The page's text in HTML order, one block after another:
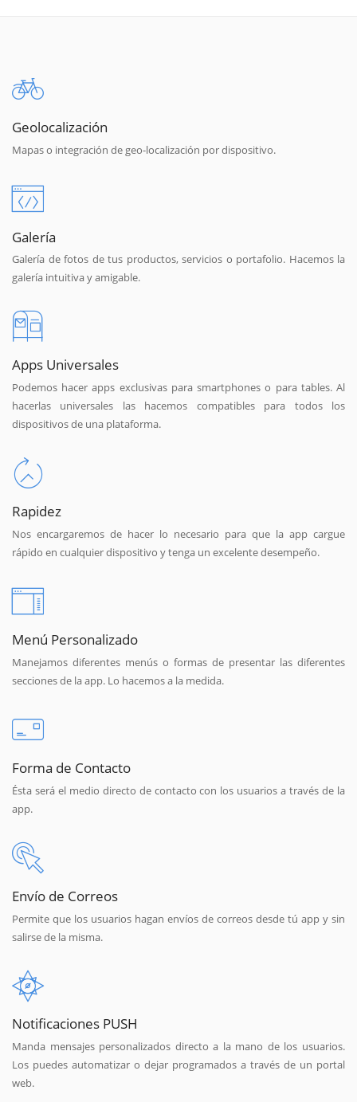
Geolocalización
Mapas o integración de geo-localización por dispositivo.
Galería
Galería de fotos de tus productos, servicios o portafolio. Hacemos la
galería intuitiva y amigable.
Apps Universales
Podemos hacer apps exclusivas para smartphones o para tables. Al
hacerlas universales las hacemos compatibles para todos los
dispositivos de una plataforma.
Rapidez
Nos encargaremos de hacer lo necesario para que la app cargue
rápido en cualquier dispositivo y tenga un excelente desempeño.
Menú Personalizado
Manejamos diferentes menús o formas de presentar las diferentes
secciones de la app. Lo hacemos a la medida.
Forma de Contacto
Ésta será el medio directo de contacto con los usuarios a través de la
app.
Envío de Correos
Permite que los usuarios hagan envíos de correos desde tú app y sin
salirse de la misma.
Notificaciones PUSH
Manda mensajes personalizados directo a la mano de los usuarios.
Los puedes automatizar o dejar programados a través de un portal
web.